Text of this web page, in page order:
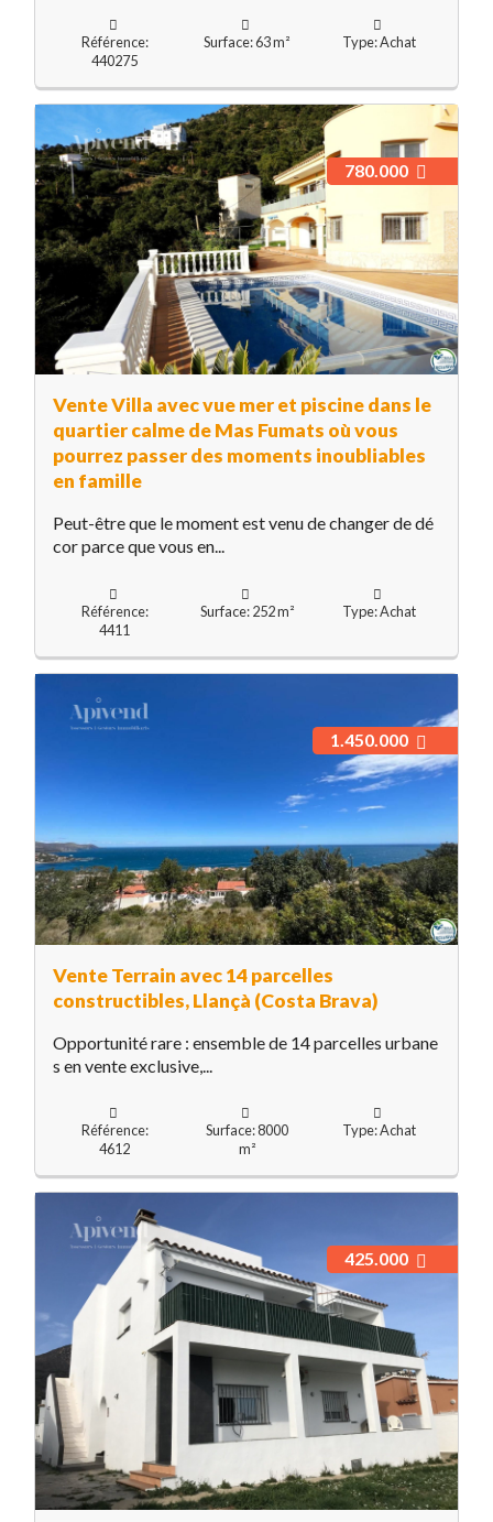
Référence:
440275
Surface: 63 m² Type: Achat
Vente Villa avec vue mer et piscine dans le
quartier calme de Mas Fumats où vous
pourrez passer des moments inoubliables
en famille
780.000
Peut-être que le moment est venu de changer de dé
cor parce que vous en...
Référence:
4411
Surface: 252 m² Type: Achat
Vente Terrain avec 14 parcelles
constructibles, Llançà (Costa Brava)
1.450.000
Opportunité rare : ensemble de 14 parcelles urbane
s en vente exclusive,...
Référence:
4612
Surface: 8000
m²
Type: Achat
425.000